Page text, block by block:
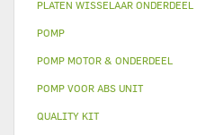
PLATEN WISSELAAR ONDERDEEL
POMP
POMP MOTOR & ONDERDEEL
POMP VOOR ABS UNIT
QUALITY KIT